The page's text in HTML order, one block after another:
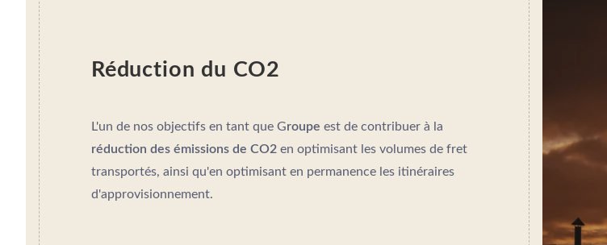
Réduction du CO2
L'un de nos objectifs en tant que Groupe est de contribuer à la
réduction des émissions de CO2 en optimisant les volumes de fret
transportés, ainsi qu'en optimisant en permanence les itinéraires
d'approvisionnement.